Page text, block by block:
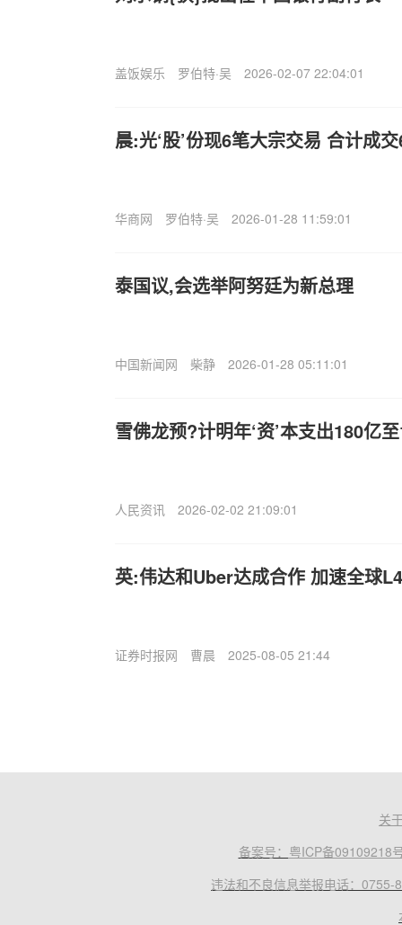
盖饭娱乐 罗伯特·吴 2026-02-07 22:04:01
晨:光‘股’份现6笔大宗交易 合计成
华商网 罗伯特·吴 2026-01-28 11:59:01
泰国议,会选举阿努廷为新总理
中国新闻网 柴静 2026-01-28 05:11:01
雪佛龙预?计明年‘资’本支出180亿
人民资讯 2026-02-02 21:09:01
英:伟达和Uber达成合作 加速全球
证券时报网 曹晨 2025-08-05 21:44
关
备案号： 粤ICP备09109218
违法和不良信息举报电话：0755-